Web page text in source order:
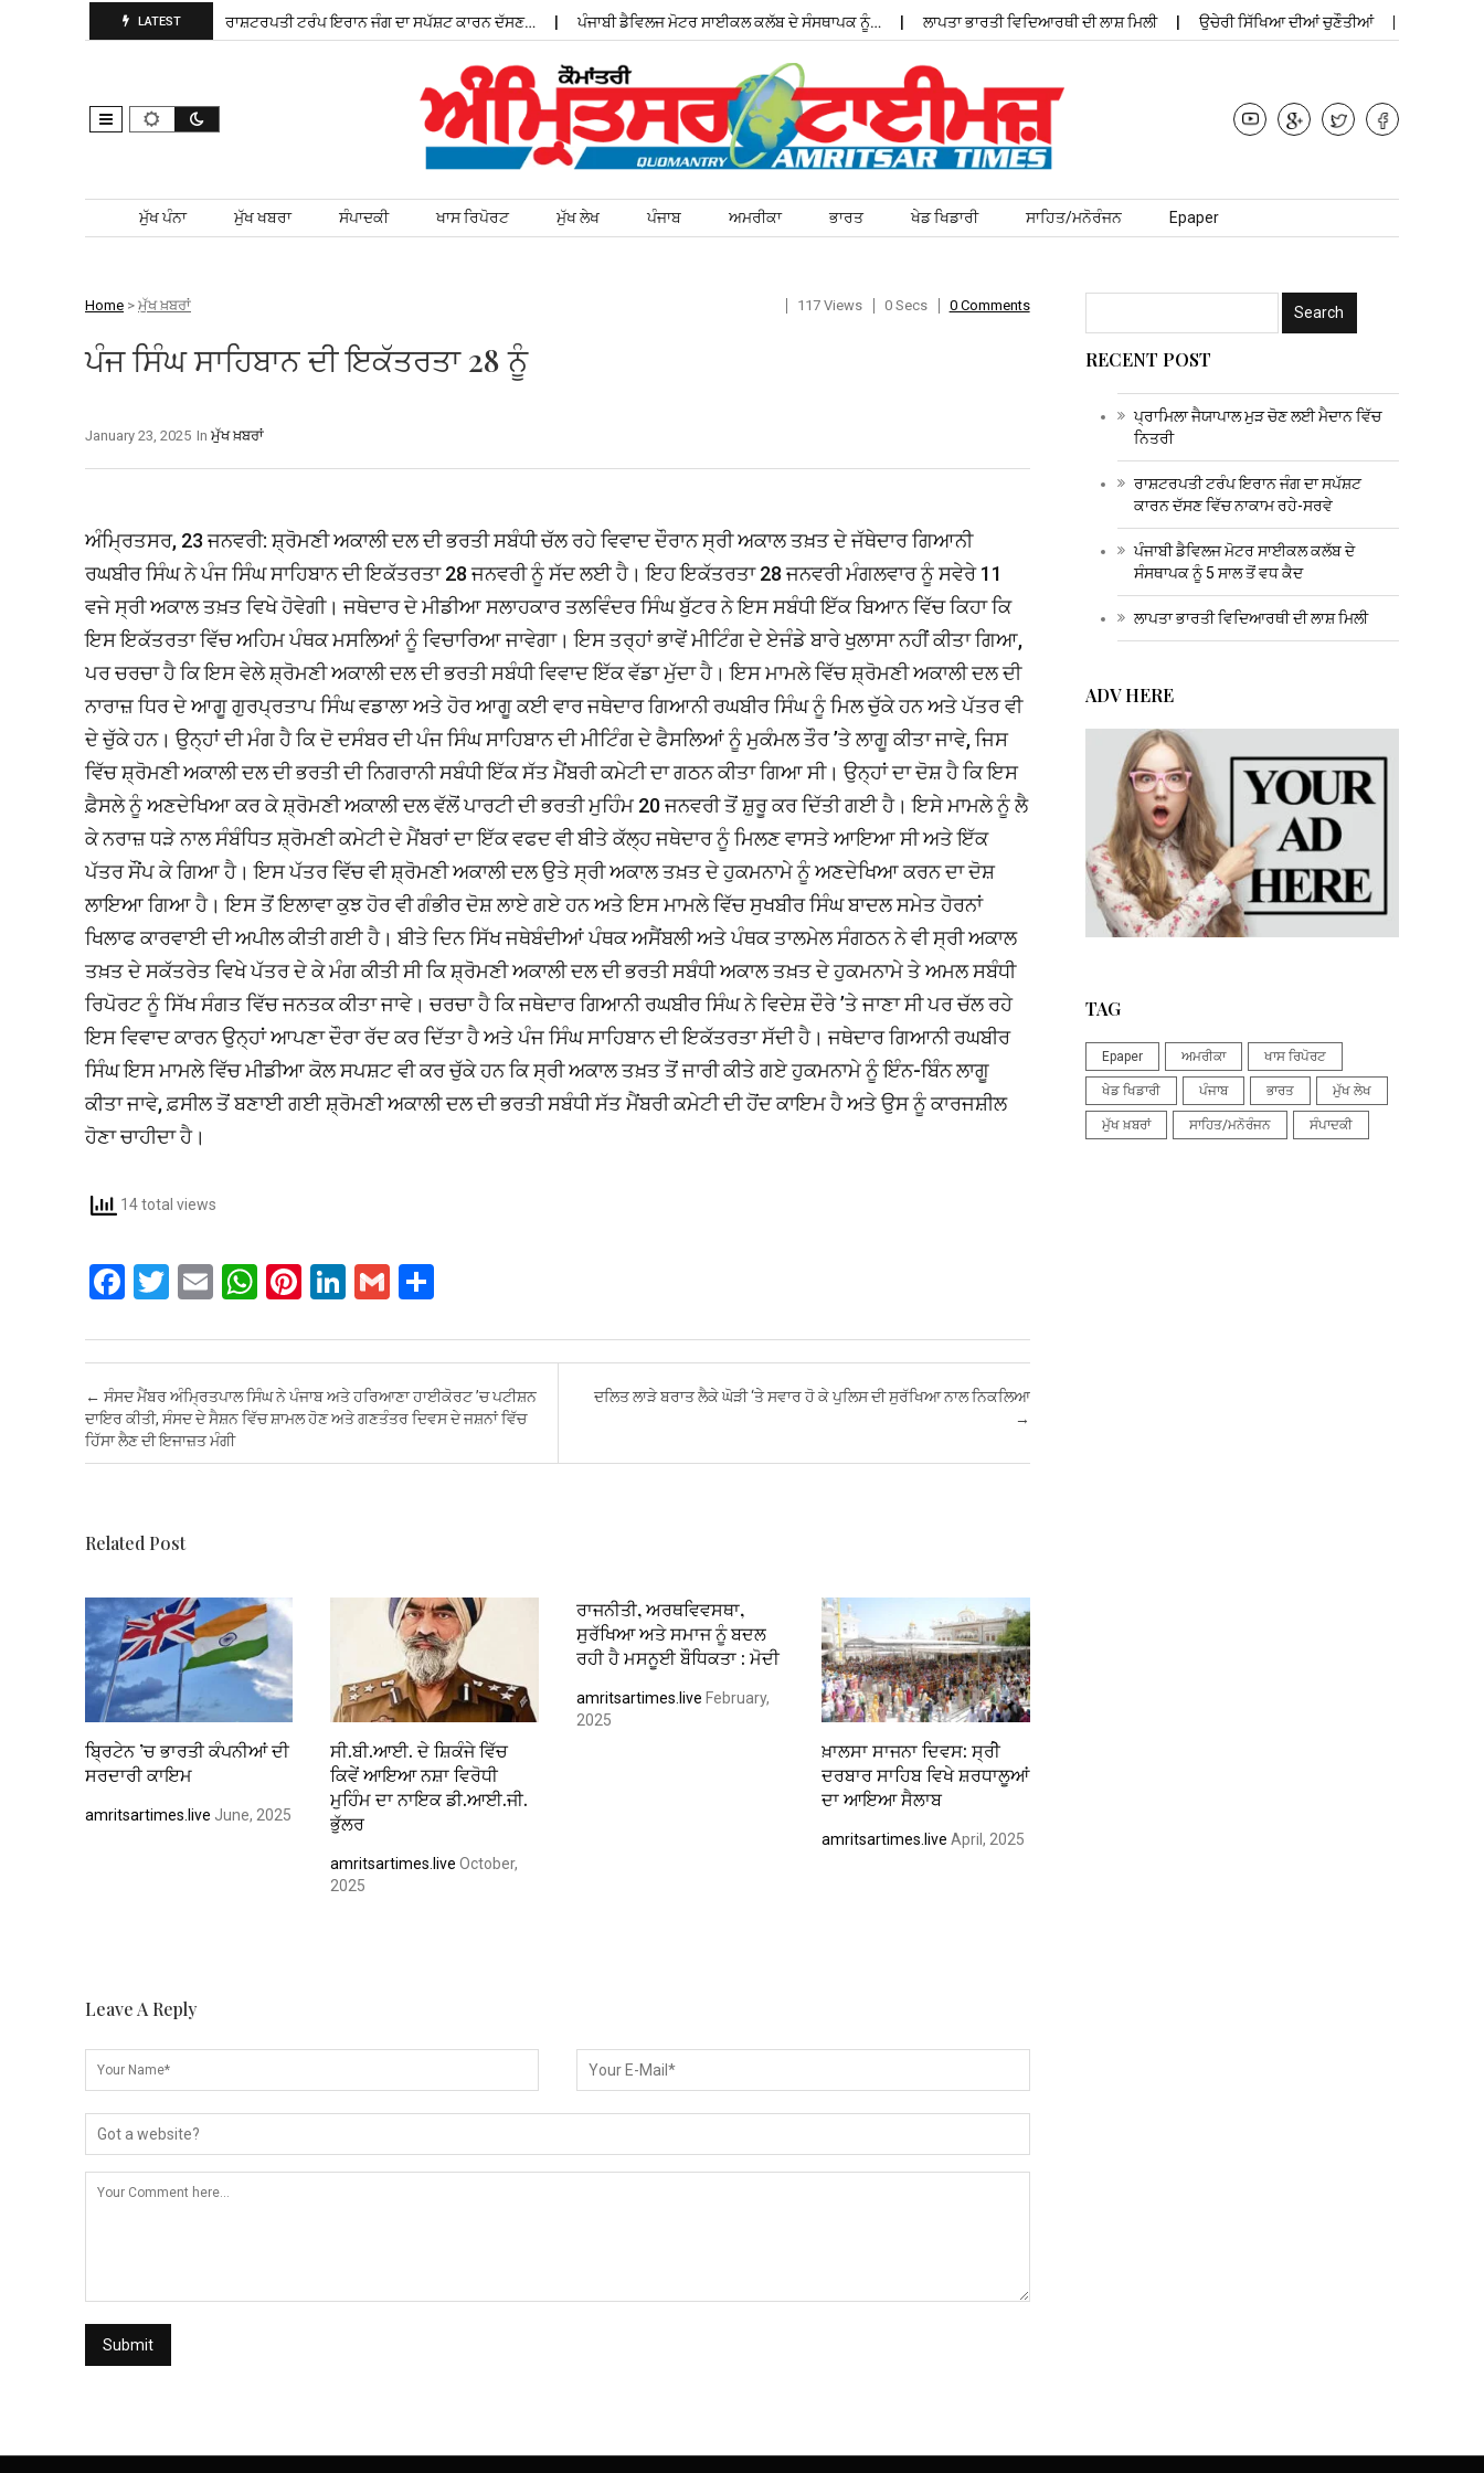
LATEST
ਚੋਣ ਲਈ ਮੈਦਾਨ ਵਿੱਚ ਨਿਤਰੀ ਰਾਸ਼ਟਰਪਤੀ ਟਰੰਪ ਇਰਾਨ ਜੰਗ ਦਾ ਸਪੱਸ਼ਟ ਕਾਰਨ ਦੱਸਣ… ਪੰਜਾਬੀ ਡੈਵਿਲਜ ਮੋਟਰ ਸਾਈਕਲ ਕਲੱਬ ਦੇ ਸੰਸਥਾਪਕ ਨੂੰ… ਲਾਪਤਾ ਭਾਰਤੀ ਵਿਦਿਆਰਥੀ ਦੀ ਲਾਸ਼ ਮਿਲੀ ਉਚੇਰੀ ਸਿੱਖਿਆ ਦੀਆਂ ਚੁਣੌਤੀਆਂ
Skip to content
ਮੁੱਖ ਪੰਨਾ ਮੁੱਖ ਖਬਰਾ ਸੰਪਾਦਕੀ ਖਾਸ ਰਿਪੋਰਟ ਮੁੱਖ ਲੇਖ ਪੰਜਾਬ ਅਮਰੀਕਾ ਭਾਰਤ ਖੇਡ ਖਿਡਾਰੀ ਸਾਹਿਤ/ਮਨੋਰੰਜਨ Epaper
Home > ਮੁੱਖ ਖ਼ਬਰਾਂ 117 Views 0 Secs 0 Comments
ਪੰਜ ਸਿੰਘ ਸਾਹਿਬਾਨ ਦੀ ਇਕੱਤਰਤਾ 28 ਨੂੰ
In ਮੁੱਖ ਖ਼ਬਰਾਂ
January 23, 2025
ਅੰਮ੍ਰਿਤਸਰ, 23 ਜਨਵਰੀ: ਸ਼੍ਰੋਮਣੀ ਅਕਾਲੀ ਦਲ ਦੀ ਭਰਤੀ ਸਬੰਧੀ ਚੱਲ ਰਹੇ ਵਿਵਾਦ ਦੌਰਾਨ ਸ੍ਰੀ ਅਕਾਲ ਤਖ਼ਤ ਦੇ ਜੱਥੇਦਾਰ ਗਿਆਨੀ
ਰਘਬੀਰ ਸਿੰਘ ਨੇ ਪੰਜ ਸਿੰਘ ਸਾਹਿਬਾਨ ਦੀ ਇਕੱਤਰਤਾ 28 ਜਨਵਰੀ ਨੂੰ ਸੱਦ ਲਈ ਹੈ। ਇਹ ਇਕੱਤਰਤਾ 28 ਜਨਵਰੀ ਮੰਗਲਵਾਰ ਨੂੰ ਸਵੇਰੇ 11
ਵਜੇ ਸ੍ਰੀ ਅਕਾਲ ਤਖ਼ਤ ਵਿਖੇ ਹੋਵੇਗੀ। ਜਥੇਦਾਰ ਦੇ ਮੀਡੀਆ ਸਲਾਹਕਾਰ ਤਲਵਿੰਦਰ ਸਿੰਘ ਬੁੱਟਰ ਨੇ ਇਸ ਸਬੰਧੀ ਇੱਕ ਬਿਆਨ ਵਿੱਚ ਕਿਹਾ ਕਿ
ਇਸ ਇਕੱਤਰਤਾ ਵਿੱਚ ਅਹਿਮ ਪੰਥਕ ਮਸਲਿਆਂ ਨੂੰ ਵਿਚਾਰਿਆ ਜਾਵੇਗਾ। ਇਸ ਤਰ੍ਹਾਂ ਭਾਵੇਂ ਮੀਟਿੰਗ ਦੇ ਏਜੰਡੇ ਬਾਰੇ ਖੁਲਾਸਾ ਨਹੀਂ ਕੀਤਾ ਗਿਆ,
ਪਰ ਚਰਚਾ ਹੈ ਕਿ ਇਸ ਵੇਲੇ ਸ਼੍ਰੋਮਣੀ ਅਕਾਲੀ ਦਲ ਦੀ ਭਰਤੀ ਸਬੰਧੀ ਵਿਵਾਦ ਇੱਕ ਵੱਡਾ ਮੁੱਦਾ ਹੈ। ਇਸ ਮਾਮਲੇ ਵਿੱਚ ਸ਼੍ਰੋਮਣੀ ਅਕਾਲੀ ਦਲ ਦੀ
ਨਾਰਾਜ਼ ਧਿਰ ਦੇ ਆਗੂ ਗੁਰਪ੍ਰਤਾਪ ਸਿੰਘ ਵਡਾਲਾ ਅਤੇ ਹੋਰ ਆਗੂ ਕਈ ਵਾਰ ਜਥੇਦਾਰ ਗਿਆਨੀ ਰਘਬੀਰ ਸਿੰਘ ਨੂੰ ਮਿਲ ਚੁੱਕੇ ਹਨ ਅਤੇ ਪੱਤਰ ਵੀ
ਦੇ ਚੁੱਕੇ ਹਨ। ਉਨ੍ਹਾਂ ਦੀ ਮੰਗ ਹੈ ਕਿ ਦੋ ਦਸੰਬਰ ਦੀ ਪੰਜ ਸਿੰਘ ਸਾਹਿਬਾਨ ਦੀ ਮੀਟਿੰਗ ਦੇ ਫੈਸਲਿਆਂ ਨੂੰ ਮੁਕੰਮਲ ਤੌਰ ’ਤੇ ਲਾਗੂ ਕੀਤਾ ਜਾਵੇ, ਜਿਸ
ਵਿੱਚ ਸ਼੍ਰੋਮਣੀ ਅਕਾਲੀ ਦਲ ਦੀ ਭਰਤੀ ਦੀ ਨਿਗਰਾਨੀ ਸਬੰਧੀ ਇੱਕ ਸੱਤ ਮੈਂਬਰੀ ਕਮੇਟੀ ਦਾ ਗਠਨ ਕੀਤਾ ਗਿਆ ਸੀ। ਉਨ੍ਹਾਂ ਦਾ ਦੋਸ਼ ਹੈ ਕਿ ਇਸ
ਫ਼ੈਸਲੇ ਨੂੰ ਅਣਦੇਖਿਆ ਕਰ ਕੇ ਸ਼੍ਰੋਮਣੀ ਅਕਾਲੀ ਦਲ ਵੱਲੋਂ ਪਾਰਟੀ ਦੀ ਭਰਤੀ ਮੁਹਿੰਮ 20 ਜਨਵਰੀ ਤੋਂ ਸ਼ੁਰੂ ਕਰ ਦਿੱਤੀ ਗਈ ਹੈ। ਇਸੇ ਮਾਮਲੇ ਨੂੰ ਲੈ
ਕੇ ਨਰਾਜ਼ ਧੜੇ ਨਾਲ ਸੰਬੰਧਿਤ ਸ਼੍ਰੋਮਣੀ ਕਮੇਟੀ ਦੇ ਮੈਂਬਰਾਂ ਦਾ ਇੱਕ ਵਫਦ ਵੀ ਬੀਤੇ ਕੱਲ੍ਹ ਜਥੇਦਾਰ ਨੂੰ ਮਿਲਣ ਵਾਸਤੇ ਆਇਆ ਸੀ ਅਤੇ ਇੱਕ
ਪੱਤਰ ਸੌਂਪ ਕੇ ਗਿਆ ਹੈ। ਇਸ ਪੱਤਰ ਵਿੱਚ ਵੀ ਸ਼੍ਰੋਮਣੀ ਅਕਾਲੀ ਦਲ ਉਤੇ ਸ੍ਰੀ ਅਕਾਲ ਤਖ਼ਤ ਦੇ ਹੁਕਮਨਾਮੇ ਨੂੰ ਅਣਦੇਖਿਆ ਕਰਨ ਦਾ ਦੋਸ਼
ਲਾਇਆ ਗਿਆ ਹੈ। ਇਸ ਤੋਂ ਇਲਾਵਾ ਕੁਝ ਹੋਰ ਵੀ ਗੰਭੀਰ ਦੋਸ਼ ਲਾਏ ਗਏ ਹਨ ਅਤੇ ਇਸ ਮਾਮਲੇ ਵਿੱਚ ਸੁਖਬੀਰ ਸਿੰਘ ਬਾਦਲ ਸਮੇਤ ਹੋਰਨਾਂ
ਖਿਲਾਫ ਕਾਰਵਾਈ ਦੀ ਅਪੀਲ ਕੀਤੀ ਗਈ ਹੈ। ਬੀਤੇ ਦਿਨ ਸਿੱਖ ਜਥੇਬੰਦੀਆਂ ਪੰਥਕ ਅਸੈਂਬਲੀ ਅਤੇ ਪੰਥਕ ਤਾਲਮੇਲ ਸੰਗਠਨ ਨੇ ਵੀ ਸ੍ਰੀ ਅਕਾਲ
ਤਖ਼ਤ ਦੇ ਸਕੱਤਰੇਤ ਵਿਖੇ ਪੱਤਰ ਦੇ ਕੇ ਮੰਗ ਕੀਤੀ ਸੀ ਕਿ ਸ਼੍ਰੋਮਣੀ ਅਕਾਲੀ ਦਲ ਦੀ ਭਰਤੀ ਸਬੰਧੀ ਅਕਾਲ ਤਖ਼ਤ ਦੇ ਹੁਕਮਨਾਮੇ ਤੇ ਅਮਲ ਸਬੰਧੀ
ਰਿਪੋਰਟ ਨੂੰ ਸਿੱਖ ਸੰਗਤ ਵਿੱਚ ਜਨਤਕ ਕੀਤਾ ਜਾਵੇ। ਚਰਚਾ ਹੈ ਕਿ ਜਥੇਦਾਰ ਗਿਆਨੀ ਰਘਬੀਰ ਸਿੰਘ ਨੇ ਵਿਦੇਸ਼ ਦੌਰੇ ’ਤੇ ਜਾਣਾ ਸੀ ਪਰ ਚੱਲ ਰਹੇ
ਇਸ ਵਿਵਾਦ ਕਾਰਨ ਉਨ੍ਹਾਂ ਆਪਣਾ ਦੌਰਾ ਰੱਦ ਕਰ ਦਿੱਤਾ ਹੈ ਅਤੇ ਪੰਜ ਸਿੰਘ ਸਾਹਿਬਾਨ ਦੀ ਇਕੱਤਰਤਾ ਸੱਦੀ ਹੈ। ਜਥੇਦਾਰ ਗਿਆਨੀ ਰਘਬੀਰ
ਸਿੰਘ ਇਸ ਮਾਮਲੇ ਵਿੱਚ ਮੀਡੀਆ ਕੋਲ ਸਪਸ਼ਟ ਵੀ ਕਰ ਚੁੱਕੇ ਹਨ ਕਿ ਸ੍ਰੀ ਅਕਾਲ ਤਖ਼ਤ ਤੋਂ ਜਾਰੀ ਕੀਤੇ ਗਏ ਹੁਕਮਨਾਮੇ ਨੂੰ ਇੰਨ-ਬਿੰਨ ਲਾਗੂ
ਕੀਤਾ ਜਾਵੇ, ਫ਼ਸੀਲ ਤੋਂ ਬਣਾਈ ਗਈ ਸ਼੍ਰੋਮਣੀ ਅਕਾਲੀ ਦਲ ਦੀ ਭਰਤੀ ਸਬੰਧੀ ਸੱਤ ਮੈਂਬਰੀ ਕਮੇਟੀ ਦੀ ਹੋਂਦ ਕਾਇਮ ਹੈ ਅਤੇ ਉਸ ਨੂੰ ਕਾਰਜਸ਼ੀਲ
ਹੋਣਾ ਚਾਹੀਦਾ ਹੈ।
14 total views
F
ce
b
o
o
T
tt
er
E
ail
W
at
s
A
p
Pi
er
es
t
Li
ke
dI
n
G
ail ar
e
Post navigation
← ਸੰਸਦ ਮੈਂਬਰ ਅੰਮ੍ਰਿਤਪਾਲ ਸਿੰਘ ਨੇ ਪੰਜਾਬ ਅਤੇ ਹਰਿਆਣਾ ਹਾਈਕੋਰਟ ’ਚ ਪਟੀਸ਼ਨ
ਦਾਇਰ ਕੀਤੀ, ਸੰਸਦ ਦੇ ਸੈਸ਼ਨ ਵਿੱਚ ਸ਼ਾਮਲ ਹੋਣ ਅਤੇ ਗਣਤੰਤਰ ਦਿਵਸ ਦੇ ਜਸ਼ਨਾਂ ਵਿੱਚ
ਹਿੱਸਾ ਲੈਣ ਦੀ ਇਜਾਜ਼ਤ ਮੰਗੀ
ਦਲਿਤ ਲਾੜੇ ਬਰਾਤ ਲੈਕੇ ਘੋੜੀ ‘ਤੇ ਸਵਾਰ ਹੋ ਕੇ ਪੁਲਿਸ ਦੀ ਸੁਰੱਖਿਆ ਨਾਲ ਨਿਕਲਿਆ
→
Related Post
ਬ੍ਰਿਟੇਨ ’ਚ ਭਾਰਤੀ ਕੰਪਨੀਆਂ ਦੀ
ਸਰਦਾਰੀ ਕਾਇਮ
amritsartimes.live June, 2025
ਸੀ.ਬੀ.ਆਈ. ਦੇ ਸ਼ਿਕੰਜੇ ਵਿੱਚ
ਕਿਵੇਂ ਆਇਆ ਨਸ਼ਾ ਵਿਰੋਧੀ
ਮੁਹਿੰਮ ਦਾ ਨਾਇਕ ਡੀ.ਆਈ.ਜੀ.
ਭੁੱਲਰ
amritsartimes.live October,
2025
ਰਾਜਨੀਤੀ, ਅਰਥਵਿਵਸਥਾ,
ਸੁਰੱਖਿਆ ਅਤੇ ਸਮਾਜ ਨੂੰ ਬਦਲ
ਰਹੀ ਹੈ ਮਸਨੂਈ ਬੌਧਿਕਤਾ : ਮੋਦੀ
amritsartimes.live February,
2025
ਖ਼ਾਲਸਾ ਸਾਜਨਾ ਦਿਵਸ: ਸ੍ਰੀੇ
ਦਰਬਾਰ ਸਾਹਿਬ ਵਿਖੇ ਸ਼ਰਧਾਲੂਆਂ
ਦਾ ਆਇਆ ਸੈਲਾਬ
amritsartimes.live April, 2025
Leave A Reply
RECENT POST
ਪ੍ਰਾਮਿਲਾ ਜੈਯਾਪਾਲ ਮੁੜ ਚੋਣ ਲਈ ਮੈਦਾਨ ਵਿੱਚ
ਨਿਤਰੀ
ਰਾਸ਼ਟਰਪਤੀ ਟਰੰਪ ਇਰਾਨ ਜੰਗ ਦਾ ਸਪੱਸ਼ਟ
ਕਾਰਨ ਦੱਸਣ ਵਿੱਚ ਨਾਕਾਮ ਰਹੇ-ਸਰਵੇ
ਪੰਜਾਬੀ ਡੈਵਿਲਜ ਮੋਟਰ ਸਾਈਕਲ ਕਲੱਬ ਦੇ
ਸੰਸਥਾਪਕ ਨੂੰ 5 ਸਾਲ ਤੋਂ ਵਧ ਕੈਦ
ਲਾਪਤਾ ਭਾਰਤੀ ਵਿਦਿਆਰਥੀ ਦੀ ਲਾਸ਼ ਮਿਲੀ
ADV HERE
TAG
Epaper ਅਮਰੀਕਾ ਖਾਸ ਰਿਪੋਰਟ
ਖੇਡ ਖਿਡਾਰੀ ਪੰਜਾਬ ਭਾਰਤ ਮੁੱਖ ਲੇਖ
ਮੁੱਖ ਖ਼ਬਰਾਂ ਸਾਹਿਤ/ਮਨੋਰੰਜਨ ਸੰਪਾਦਕੀ